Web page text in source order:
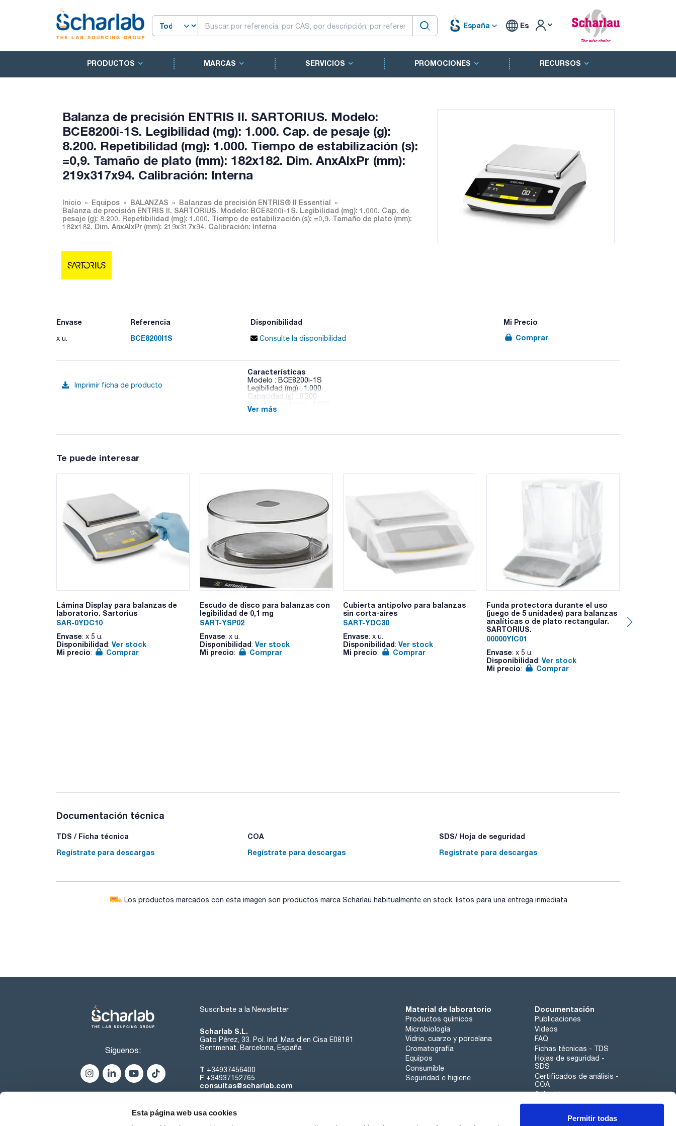
Esta página web usa cookies
Permitir todas
España Es
PRODUCTOS MARCAS SERVICIOS PROMOCIONES RECURSOS
Balanza de precisión ENTRIS II. SARTORIUS. Modelo:
BCE8200i-1S. Legibilidad (mg): 1.000. Cap. de pesaje (g):
8.200. Repetibilidad (mg): 1.000. Tiempo de estabilización (s):
=0,9. Tamaño de plato (mm): 182x182. Dim. AnxAlxPr (mm):
219x317x94. Calibración: Interna
Inicio Equipos BALANZAS
Balanzas de precisión ENTRIS® II Essential
Balanza de precisión ENTRIS II. SARTORIUS. Modelo: BCE8200i-1S. Legibilidad (mg): 1.000. Cap. de
pesaje (g): 8.200. Repetibilidad (mg): 1.000. Tiempo de estabilización (s): =0,9. Tamaño de plato (mm):
182x182. Dim. AnxAlxPr (mm): 219x317x94. Calibración: Interna
Envase Referencia Disponibilidad Mi Precio
x u. BCE8200I1S Consulte la disponibilidad Comprar
Imprimir ficha de producto
Características
Modelo : BCE8200i-1S
Legibilidad (mg) : 1.000
Capacidad (g) : 8.200
Tiempo de estabilización (s) : <=0,9
Dimensiones An x Al x Pr (mm) : 219x317x94
Nuevo Visor LED táctil
Función ISOCAL: ajuste y calibración totalmente automática cuando detecta variaciones de temperatura o
después de un intervalo de tiempo sin funcionamiento
Salida de datos incluidas: RS232 de 9 pin y USB-C
Función PC Direct: comunicación directa con un ordenador (Excel o Word) sin necesidad de adquirir un
software adicional
Bloqueo del Menú principal mediante contraseña y contra la manipulación
Nuevo material de la carcasa para la más alta resistencia química
12 aplicaciones integradas de serie entre ellas funciones avanzadas como la estadística, el pesaje de
componentes y el pesaje de control
Permite 3 identificaciones alfanuméricas como por ejemplo: ID de la muestra, ID del lote, ID de la balanza
Existen 3 Versiones:
- Modelos con Calibración interna e ISOCAL
- Modelos con Calibración Externa
- Modelos Verificados o con aprobación de modelo
Ver más
Te puede interesar
Lámina Display para balanzas de
laboratorio. Sartorius
SAR-0YDC10
Envase: x 5 u.
Disponibilidad: Ver stock
Mi precio: Comprar
Escudo de disco para balanzas con
legibilidad de 0,1 mg
SART-YSP02
Envase: x u.
Disponibilidad: Ver stock
Mi precio: Comprar
Cubierta antipolvo para balanzas
sin corta-aires
SART-YDC30
Envase: x u.
Disponibilidad: Ver stock
Mi precio: Comprar
Funda protectora durante el uso
(juego de 5 unidades) para balanzas
analíticas o de plato rectangular.
SARTORIUS.
00000YIC01
Envase: x 5 u.
Disponibilidad: Ver stock
Mi precio: Comprar
SART-YKL01
Documentación técnica
TDS / Ficha técnica
Regístrate para descargas
COA
Regístrate para descargas
SDS/ Hoja de seguridad
Regístrate para descargas
Los productos marcados con esta imagen son productos marca Scharlau habitualmente en stock, listos para una entrega inmediata.
Síguenos:
Suscríbete a la Newsletter
Scharlab S.L.
Gato Pérez, 33. Pol. Ind. Mas d’en Cisa E08181
Sentmenat, Barcelona, España
T +34937456400
F +34937152765
consultas@scharlab.com
Material de laboratorio
Productos químicos
Microbiología
Vidrio, cuarzo y porcelana
Cromatografía
Equipos
Consumible
Seguridad e higiene
Documentación
Publicaciones
Videos
FAQ
Fichas técnicas - TDS
Hojas de seguridad -
SDS
Certificados de análisis -
COA
Aplicaciones
Tabla Periódica